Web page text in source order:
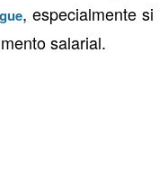
, especialmente si
salarial.